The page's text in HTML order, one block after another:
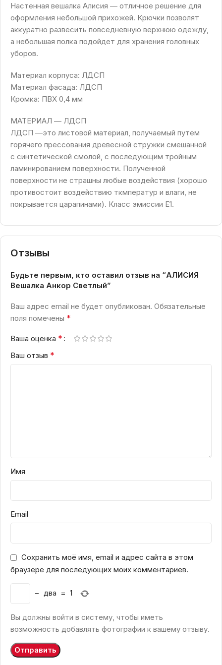
Настенная вешалка Алисия — отличное решение для
оформления небольшой прихожей. Крючки позволят
аккуратно развесить повседневную верхнюю одежду,
а небольшая полка подойдет для хранения головных
уборов.
Материал корпуса: ЛДСП
Материал фасада: ЛДСП
Кромка: ПВХ 0,4 мм
МАТЕРИАЛ — ЛДСП
ЛДСП —это листовой материал, получаемый путем
горячего прессования древесной стружки смешанной
с синтетической смолой, с последующим тройным
ламинированием поверхности. Полученной
поверхности не страшны любые воздействия (хорошо
противостоит воздействию ткмператур и влаги, не
покрывается царапинами). Класс эмиссии Е1.
Отзывы
Будьте первым, кто оставил отзыв на “АЛИСИЯ
Вешалка Анкор Светлый”
Ваш адрес email не будет опубликован. Обязательные
поля помечены *
Ваша оценка *
Ваш отзыв *
Имя
Email
Сохранить моё имя, email и адрес сайта в этом
браузере для последующих моих комментариев.
− два = 1
Вы должны войти в систему, чтобы иметь
возможность добавлять фотографии к вашему отзыву.